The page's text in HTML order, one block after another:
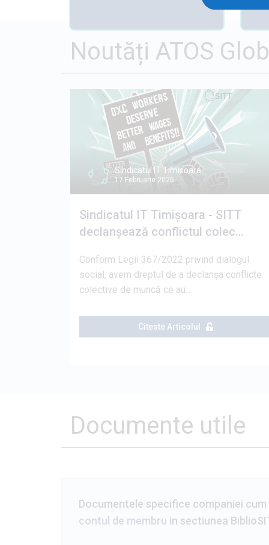
Noutăți ATOS
Sindicatul IT Timisoara
17 Februarie 2025
Sindicatul IT Timișoara - SITT
declanșează conflictul colec…
Conform Legii 367/2022 privind dialogul
social, avem dreptul de a declanșa conflicte
colective de muncă ce au…
Citeste Articolul
Documente utile
Documentele specifice companiei
contul de membru in sectiunea